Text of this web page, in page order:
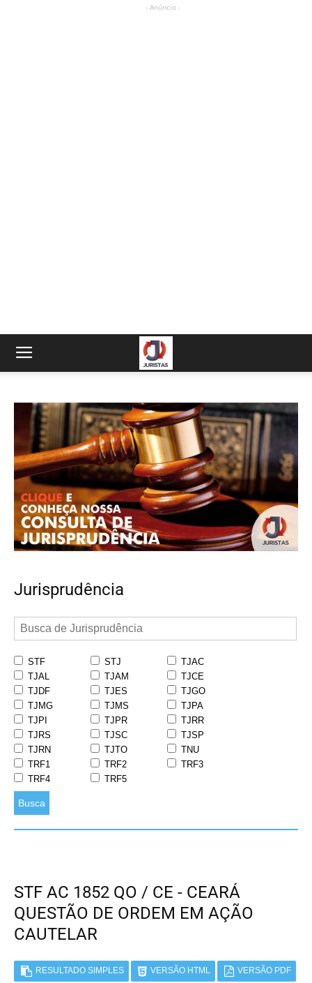
- Anúncio -
Jurisprudência
STF STJ
TJAC
TJAL
TJAM
TJCE
TJDF
TJES
TJGO
TJMG
TJMS
TJPA
TJPI
TJPR
TJRR
TJRS
TJSC
TJSP
TJRN
TJTO
TNU
TRF1
TRF2
TRF3
TRF4
TRF5
Busca
STF AC 1852 QO / CE - CEARÁ
QUESTÃO DE ORDEM EM AÇÃO
CAUTELAR
RESULTADO SIMPLES VERSÃO HTML VERSÃO PDF